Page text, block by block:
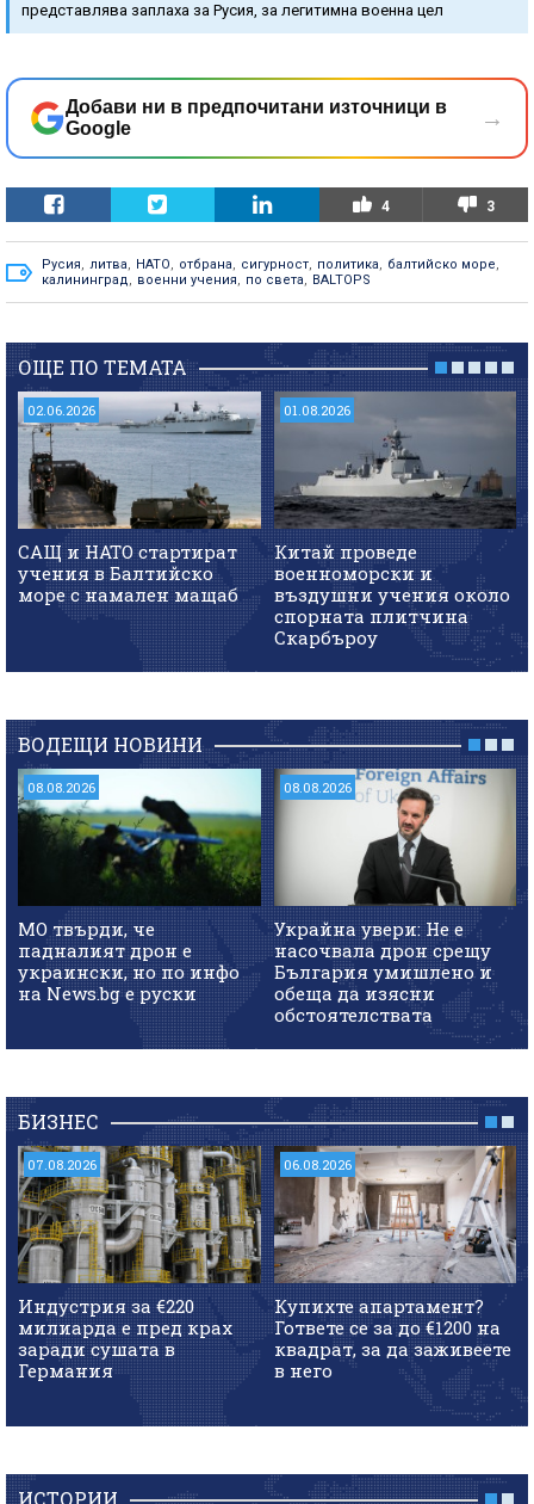
представлява заплаха за Русия, за легитимна военна цел
Добави ни в предпочитани източници в
Google
→
4 3
Русия, литва, НАТО, отбрана, сигурност, политика, балтийско море,
калининград, военни учения, по света, BALTOPS
ОЩЕ ПО ТЕМАТА
02.06.2026
САЩ и НАТО стартират
учения в Балтийско
море с намален мащаб
01.08.2026
Китай проведе
военноморски и
въздушни учения около
спорната плитчина
Скарбъроу
ВОДЕЩИ НОВИНИ
08.08.2026
МО твърди, че
падналият дрон е
украински, но по инфо
на News.bg e руски
08.08.2026
Украйна увери: Не е
насочвала дрон срещу
България умишлено и
обеща да изясни
обстоятелствата
БИЗНЕС
07.08.2026
Индустрия за €220
милиарда е пред крах
заради сушата в
Германия
06.08.2026
Купихте апартамент?
Гответе се за до €1200 на
квадрат, за да заживеете
в него
ИСТОРИИ